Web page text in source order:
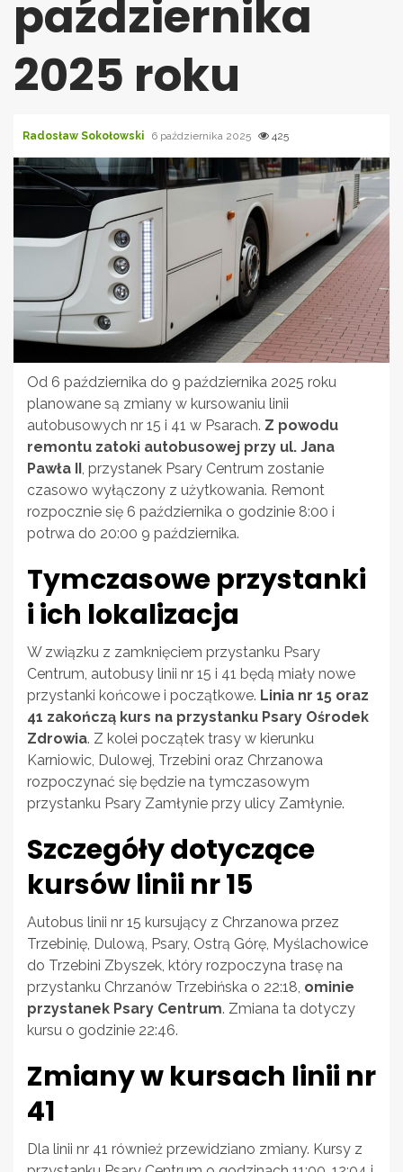
października
2025 roku
Radosław Sokołowski 6 października 2025 425
Od 6 października do 9 października 2025 roku
planowane są zmiany w kursowaniu linii
autobusowych nr 15 i 41 w Psarach. Z powodu
remontu zatoki autobusowej przy ul. Jana
Pawła II, przystanek Psary Centrum zostanie
czasowo wyłączony z użytkowania. Remont
rozpocznie się 6 października o godzinie 8:00 i
potrwa do 20:00 9 października.
Tymczasowe przystanki
i ich lokalizacja
W związku z zamknięciem przystanku Psary
Centrum, autobusy linii nr 15 i 41 będą miały nowe
przystanki końcowe i początkowe. Linia nr 15 oraz
41 zakończą kurs na przystanku Psary Ośrodek
Zdrowia. Z kolei początek trasy w kierunku
Karniowic, Dulowej, Trzebini oraz Chrzanowa
rozpoczynać się będzie na tymczasowym
przystanku Psary Zamłynie przy ulicy Zamłynie.
Szczegóły dotyczące
kursów linii nr 15
Autobus linii nr 15 kursujący z Chrzanowa przez
Trzebinię, Dulową, Psary, Ostrą Górę, Myślachowice
do Trzebini Zbyszek, który rozpoczyna trasę na
przystanku Chrzanów Trzebińska o 22:18, ominie
przystanek Psary Centrum. Zmiana ta dotyczy
kursu o godzinie 22:46.
Zmiany w kursach linii nr
41
Dla linii nr 41 również przewidziano zmiany. Kursy z